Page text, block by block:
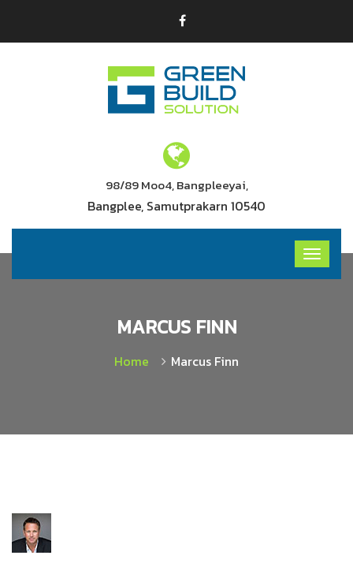
98/89 Moo4, Bangpleeyai,
Bangplee, Samutprakarn 10540
MARCUS FINN
Home Marcus Finn